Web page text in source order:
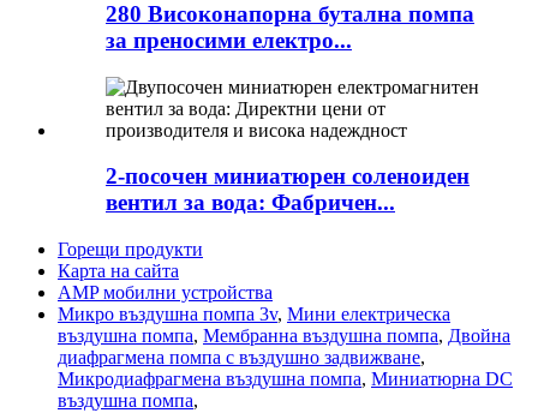
280 Високонапорна бутална помпа
за преносими електро...
2-посочен миниатюрен соленоиден
вентил за вода: Фабричен...
Горещи продукти
Карта на сайта
AMP мобилни устройства
Микро въздушна помпа 3v, Мини електрическа
въздушна помпа, Мембранна въздушна помпа, Двойна
диафрагмена помпа с въздушно задвижване,
Микродиафрагмена въздушна помпа, Миниатюрна DC
въздушна помпа,